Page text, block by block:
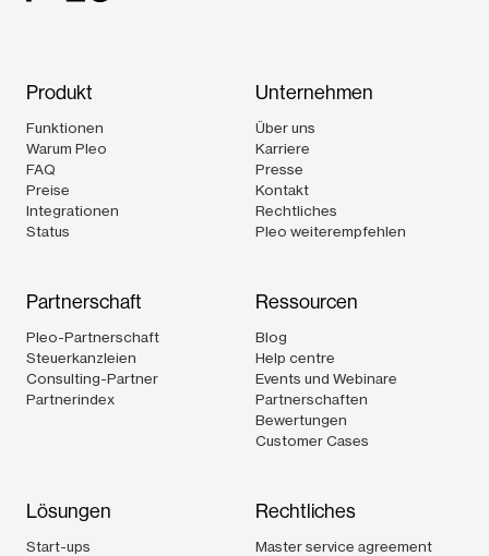
Produkt
Funktionen
Warum Pleo
FAQ
Preise
Integrationen
Status
Unternehmen
Über uns
Karriere
Presse
Kontakt
Rechtliches
Pleo weiterempfehlen
Partnerschaft
Pleo-Partnerschaft
Steuerkanzleien
Consulting-Partner
Partnerindex
Ressourcen
Blog
Help centre
Events und Webinare
Partnerschaften
Bewertungen
Customer Cases
Lösungen
Start-ups
Rechtliches
Master service agreement